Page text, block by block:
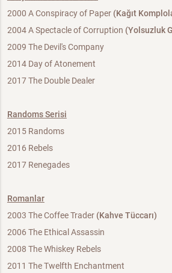
2000 A Conspiracy of Paper (Kağıt
2004 A Spectacle of Corruption (Yolsuzluk
2009 The Devil's Company
2014 Day of Atonement
2017 The Double Dealer
Randoms Serisi
2015 Randoms
2016 Rebels
2017 Renegades
Romanlar
2003 The Coffee Trader(Kahve Tüccarı)
2006 The Ethical Assassin
2008 The Whiskey Rebels
2011 The Twelfth Enchantment